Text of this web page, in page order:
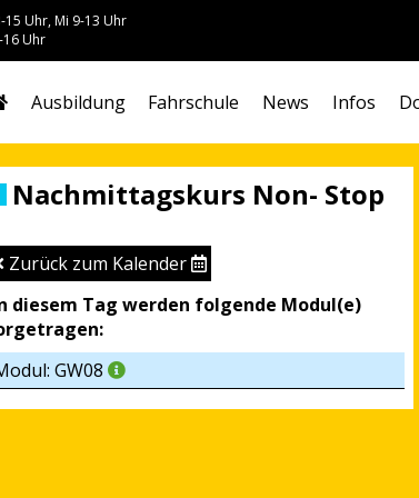
Uhr, Mi 9-13 Uhr
16 Uhr
Ausbildung Fahrschule News Infos
Nachmittagskurs Non- Stop
Zurück zum Kalender
diesem Tag werden folgende Modul(e)
GW08